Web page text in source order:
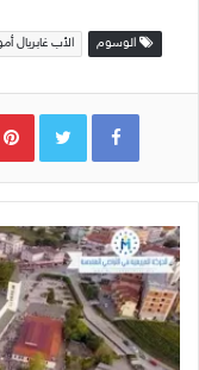
الوسوم الأب غابريال